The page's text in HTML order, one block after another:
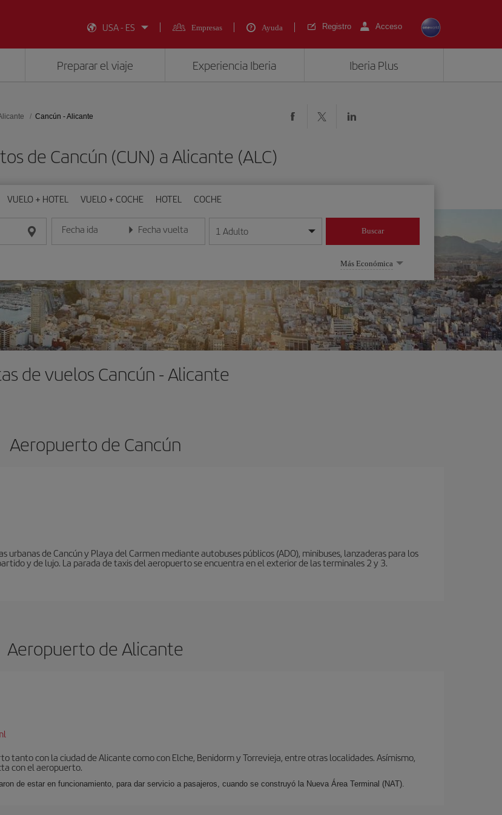
USA - ES
Empresas Ayuda Registro Acceso
Preparar el viaje Experiencia Iberia Iberia Plus
Cancún - Alicante
de Cancún (CUN) a Alicante (ALC)
VUELO + HOTEL VUELO + COCHE HOTEL COCHE
Fecha ida
Introduce la fecha en formato día/mes/año
Fecha vuelta
Introduce la fecha en formato día/mes/año
1 Adulto Buscar
Más Económica
de vuelos Cancún - Alicante
Aeropuerto de Cancún
de Cancún y Playa del Carmen mediante autobuses públicos (ADO), minibuses, lanzaderas para los
y de lujo. La parada de taxis del aeropuerto se encuentra en el exterior de las terminales 2 y 3.
Aeropuerto de Alicante
tanto con la ciudad de Alicante como con Elche, Benidorm y Torrevieja, entre otras localidades. Asímismo,
con el aeropuerto.
de estar en funcionamiento, para dar servicio a pasajeros, cuando se construyó la Nueva Área Terminal (NAT).